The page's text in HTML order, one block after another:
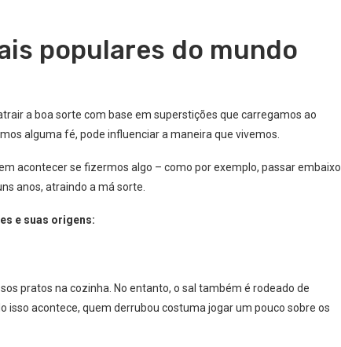
populares do mundo
a boa sorte com base em superstições que carregamos ao
alguma fé, pode influenciar a maneira que vivemos.
acontecer se fizermos algo – como por exemplo, passar embaixo
anos, atraindo a má sorte.
e suas origens:
pratos na cozinha. No entanto, o sal também é rodeado de
isso acontece, quem derrubou costuma jogar um pouco sobre os